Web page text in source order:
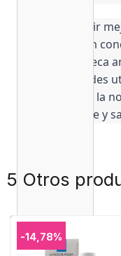
Para conseguir
aplicar Uresim
piel limpia y seca
habitual. Puedes
mañana y por la
joven, radiante y
5 Otros
-14,78%